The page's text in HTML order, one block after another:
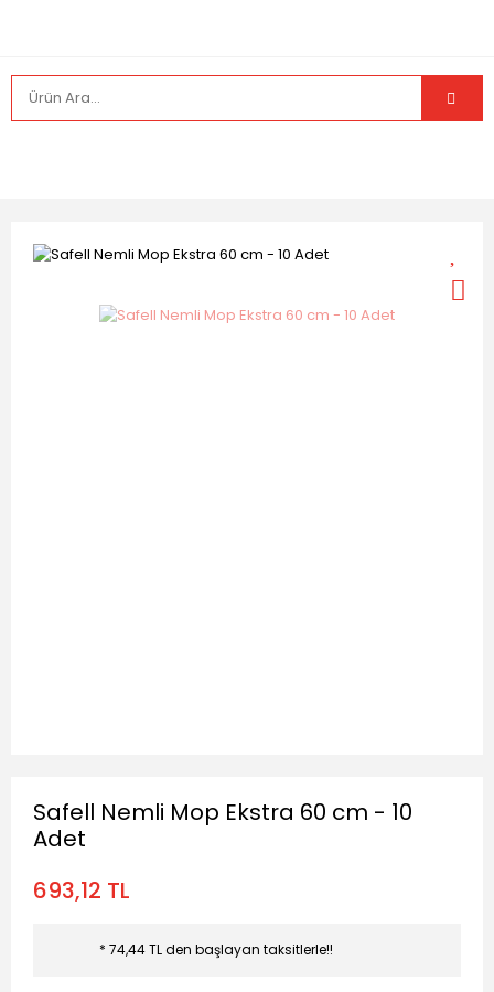
Safell Nemli Mop Ekstra 60 cm - 10
Adet
693,12 TL
* 74,44 TL den başlayan taksitlerle!!